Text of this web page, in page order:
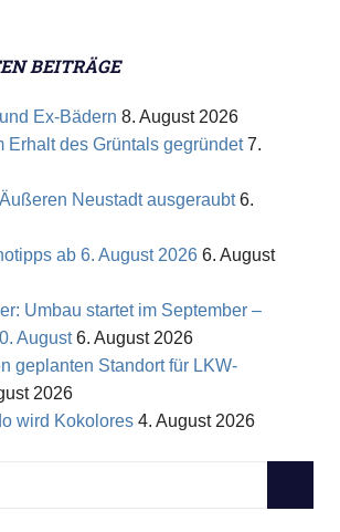
BEITRÄGE
Ex-Bädern 8. August 2026
Erhalt des Grüntals gegründet 7.
Neustadt ausgeraubt 6.
ab 6. August 2026 6. August
Umbau startet im September –
August 6. August 2026
geplanten Standort für LKW-
2026
wird Kokolores 4. August 2026